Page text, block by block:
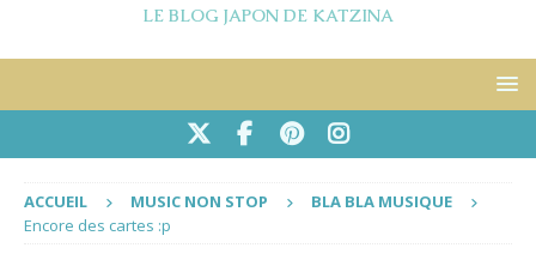
LE BLOG JAPON DE KATZINA
ACCUEIL MUSIC NON STOP
BLA BLA MUSIQUE
Encore des cartes :p